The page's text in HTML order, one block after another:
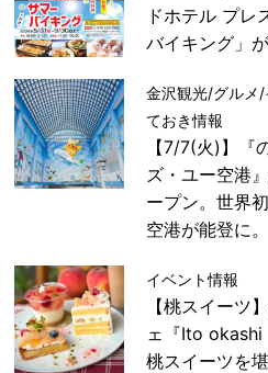
ドホテル プレ
バイキング」
金沢観光/グルメ
ておき情報
【7/7(火)】『
ズ・ユー空港
ープン。世界
空港が能登に。
イベント情報
【桃スイーツ
ェ『Ito okashi
桃スイーツを堪